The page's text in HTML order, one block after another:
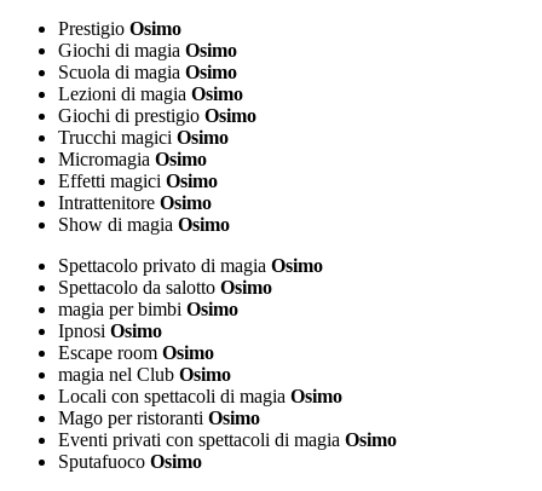
Prestigio Osimo
Giochi di magia Osimo
Scuola di magia Osimo
Lezioni di magia Osimo
Giochi di prestigio Osimo
Trucchi magici Osimo
Micromagia Osimo
Effetti magici Osimo
Intrattenitore Osimo
Show di magia Osimo
Spettacolo privato di magia Osimo
Spettacolo da salotto Osimo
magia per bimbi Osimo
Ipnosi Osimo
Escape room Osimo
magia nel Club Osimo
Locali con spettacoli di magia Osimo
Mago per ristoranti Osimo
Eventi privati con spettacoli di magia Osimo
Sputafuoco Osimo